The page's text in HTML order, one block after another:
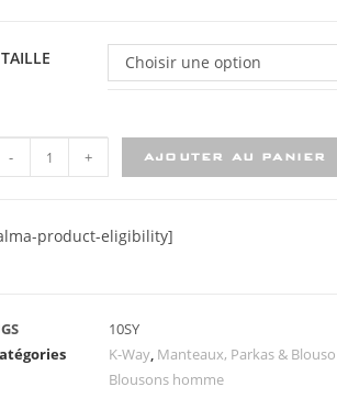
TAILLE Choisir une option
- + AJOUTER AU PANIER
product-eligibility]
10SY
K-Way, Manteaux, Parkas &
Blousons homme